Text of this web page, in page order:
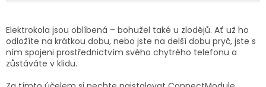
Elektrokola jsou oblíbená – bohužel také u zlodějů. Ať už ho
odložíte na krátkou dobu, nebo jste na delší dobu pryč, jste s
ním spojeni prostřednictvím svého chytrého telefonu a
zůstáváte v klidu.